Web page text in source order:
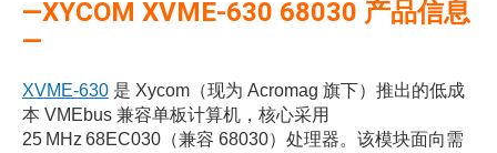
—XYCOM XVME-630 68030 产品信息
—
XVME‑630 是 Xycom（现为 Acromag 旗下）推出的低成
本 VMEbus 兼容单板计算机，核心采用
25 MHz 68EC030（兼容 68030）处理器。该模块面向需